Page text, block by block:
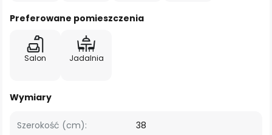
Preferowane pomieszczenia
Salon Jadalnia
Wymiary
Szerokość (cm): 38